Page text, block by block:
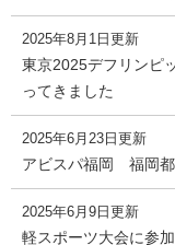
2025年8月1日更新
東京2025デフリンピ
ってきました
2025年6月23日更新
アビスパ福岡 福岡都
2025年6月9日更新
軽スポーツ大会に参